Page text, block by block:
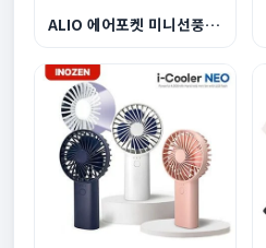
ALIO 에어포켓 미니선풍기 500mAh